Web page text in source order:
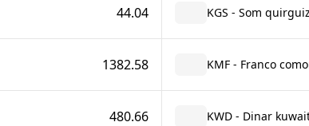
44.04 KGS - Som quirguiz
1382.58 KMF - Franco
480.66 KWD - Dinar